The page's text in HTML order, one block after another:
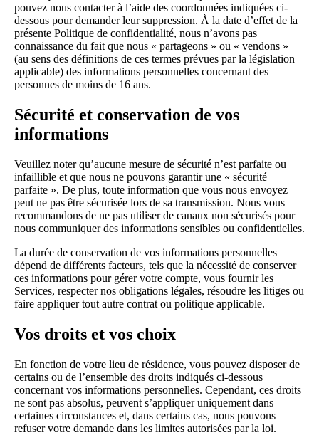
pouvez nous contacter à l’aide des coordonnées indiquées ci-
dessous pour demander leur suppression. À la date d’effet de la
présente Politique de confidentialité, nous n’avons pas
connaissance du fait que nous « partageons » ou « vendons »
(au sens des définitions de ces termes prévues par la législation
applicable) des informations personnelles concernant des
personnes de moins de 16 ans.
Sécurité et conservation de vos
informations
Veuillez noter qu’aucune mesure de sécurité n’est parfaite ou
infaillible et que nous ne pouvons garantir une « sécurité
parfaite ». De plus, toute information que vous nous envoyez
peut ne pas être sécurisée lors de sa transmission. Nous vous
recommandons de ne pas utiliser de canaux non sécurisés pour
nous communiquer des informations sensibles ou confidentielles.
La durée de conservation de vos informations personnelles
dépend de différents facteurs, tels que la nécessité de conserver
ces informations pour gérer votre compte, vous fournir les
Services, respecter nos obligations légales, résoudre les litiges ou
faire appliquer tout autre contrat ou politique applicable.
Vos droits et vos choix
En fonction de votre lieu de résidence, vous pouvez disposer de
certains ou de l’ensemble des droits indiqués ci-dessous
concernant vos informations personnelles. Cependant, ces droits
ne sont pas absolus, peuvent s’appliquer uniquement dans
certaines circonstances et, dans certains cas, nous pouvons
refuser votre demande dans les limites autorisées par la loi.